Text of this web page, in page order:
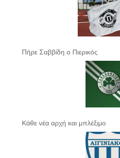
Πήρε Σαββίδη ο Πιερικός
Κάθε νέα αρχή και μπλέξιμο